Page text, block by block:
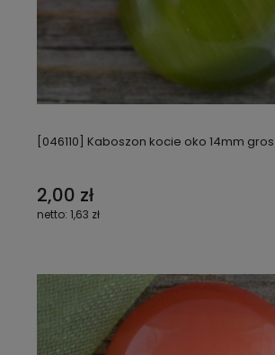
[046110] Kaboszon kocie oko 14mm
2,00 zł
1,63 zł